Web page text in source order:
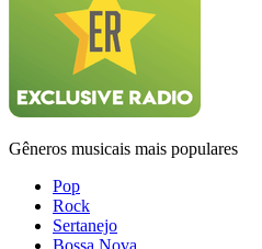
Gêneros musicais mais populares
Pop
Rock
Sertanejo